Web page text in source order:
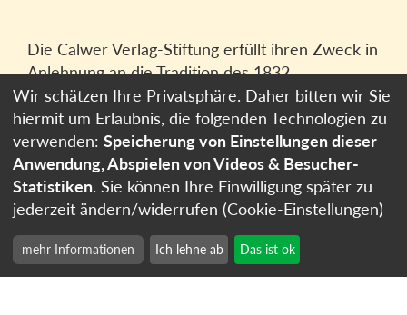
Die Calwer Verlag-Stiftung erfüllt ihren Zweck in
Anlehnung an die Tradition des 1832
gegründeten Calwer Verlagsvereins, der
heutigen Calwer Verlag Bücher und Medien
GmbHin Stuttgart.
Impressum
Datenschutzerklärung
Cookie-Einstellungen
Wir schätzen Ihre Privatsphäre. Daher bitten wir Sie
hiermit um Erlaubnis, die folgenden Technologien zu
verwenden: Speicherung von Einstellungen dieser
Anwendung, Abspielen von Videos & Besucher-
Statistiken. Sie können Ihre Einwilligung später zu
jederzeit ändern/widerrufen (Cookie-Einstellungen)
mehr Informationen Ich lehne ab Das ist ok